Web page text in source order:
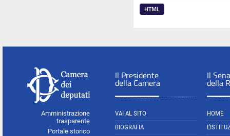
HTML
Amministrazione
trasparente
Portale storico
Il Presidente
della Camera
VAI AL SITO
BIOGRAFIA
Il
della
HOME